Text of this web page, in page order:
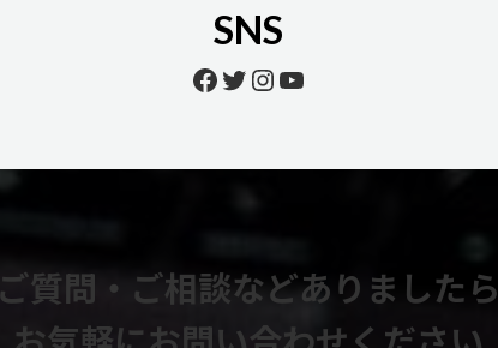
SNS
Facebook
Twitter
Instagram
YouTube
ご質問・ご相談などありましたら